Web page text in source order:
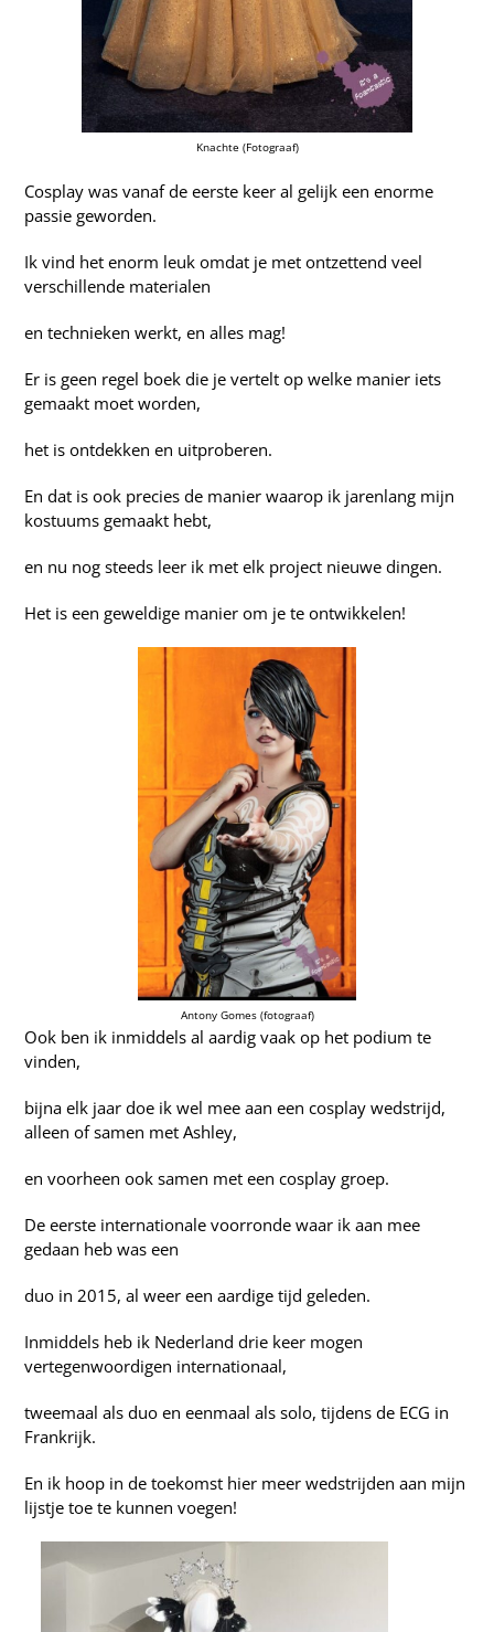
Knachte (Fotograaf)
Cosplay was vanaf de eerste keer al gelijk een enorme
passie geworden.
Ik vind het enorm leuk omdat je met ontzettend veel
verschillende materialen
en technieken werkt, en alles mag!
Er is geen regel boek die je vertelt op welke manier iets
gemaakt moet worden,
het is ontdekken en uitproberen.
En dat is ook precies de manier waarop ik jarenlang mijn
kostuums gemaakt hebt,
en nu nog steeds leer ik met elk project nieuwe dingen.
Het is een geweldige manier om je te ontwikkelen!
Antony Gomes (fotograaf)
Ook ben ik inmiddels al aardig vaak op het podium te
vinden,
bijna elk jaar doe ik wel mee aan een cosplay wedstrijd,
alleen of samen met Ashley,
en voorheen ook samen met een cosplay groep.
De eerste internationale voorronde waar ik aan mee
gedaan heb was een
duo in 2015, al weer een aardige tijd geleden.
Inmiddels heb ik Nederland drie keer mogen
vertegenwoordigen internationaal,
tweemaal als duo en eenmaal als solo, tijdens de ECG in
Frankrijk.
En ik hoop in de toekomst hier meer wedstrijden aan mijn
lijstje toe te kunnen voegen!